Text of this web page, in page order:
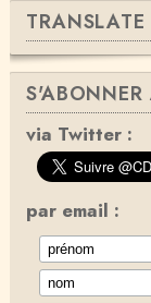
TRANSLATE
via Twitter :
par email :